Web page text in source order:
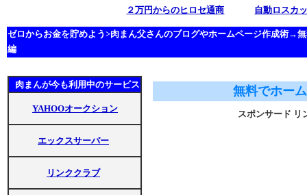
２万円からのヒロセ通商 自動ロスカ
ゼロからお金を貯めよう>肉まん父さんのブログやホームページ作成術→
編
肉まんが今も利用中のサービス
YAHOOオークション
エックスサーバー
リンククラブ
無料でホー
スポンサード リ